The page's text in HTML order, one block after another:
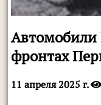
Автомобили
фронтах
11 апреля 2025 г.